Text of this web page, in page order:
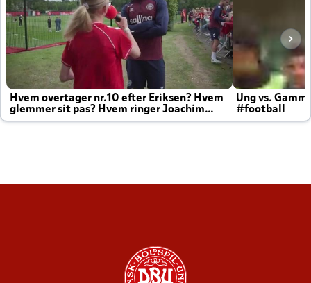
Hvem overtager nr.10 efter Eriksen? Hvem
glemmer sit pas? Hvem ringer Joachim
altid til efter kampe?
Ung vs.
#football